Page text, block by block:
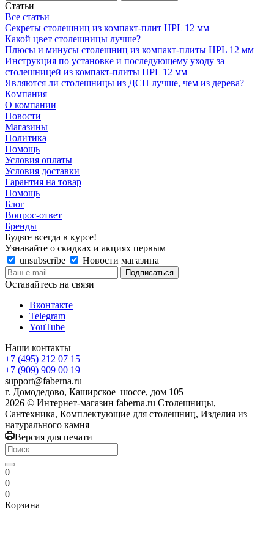
Статьи
Все статьи
Секреты столешниц из компакт-плит HPL 12 мм
Какой цвет столешницы лучше?
Плюсы и минусы столешниц из компакт-плиты HPL 12 мм
Инструкция по установке и последующему уходу за
столешницей из компакт-плиты HPL 12 мм
Являются ли столешницы из ДСП лучше, чем из дерева?
Компания
О компании
Новости
Магазины
Политика
Помощь
Условия оплаты
Условия доставки
Гарантия на товар
Помощь
Блог
Вопрос-ответ
Бренды
Будьте всегда в курсе!
Узнавайте о скидках и акциях первым
unsubscribe
Новости магазина
Оставайтесь на связи
Вконтакте
Telegram
YouTube
Наши контакты
+7 (495) 212 07 15
+7 (909) 909 00 19
support@faberna.ru
г. Домодедово, Каширское шоссе, дом 105
2026 © Интернет-магазин faberna.ru Столешницы,
Сантехника, Комплектующие для столешниц, Изделия из
натурального камня
Версия для печати
0
0
0
Корзина